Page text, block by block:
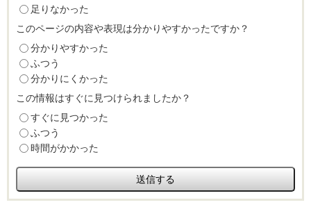
足りなかった
このページの内容や表現は分かりやすかったですか？
分かりやすかった
ふつう
分かりにくかった
この情報はすぐに見つけられましたか？
すぐに見つかった
ふつう
時間がかかった